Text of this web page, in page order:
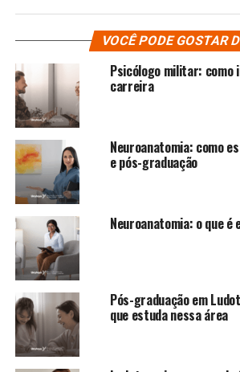
VOCÊ PODE GOSTAR
Psicólogo militar: como
carreira
Neuroanatomia: como
e pós-graduação
Neuroanatomia: o que é
Pós-graduação em
que estuda nessa área